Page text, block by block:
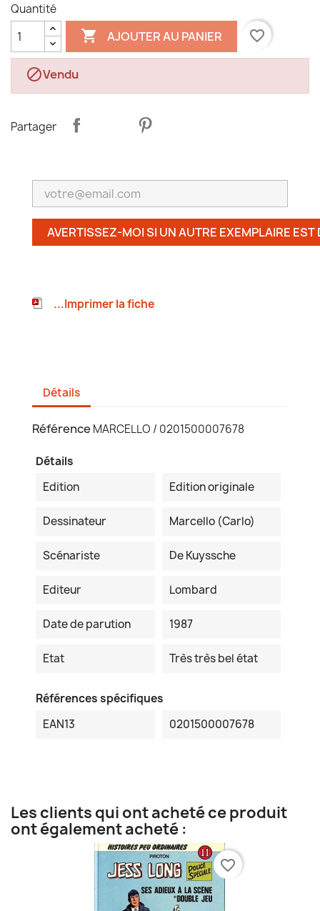
Quantité
 AJOUTER AU PANIER favorite_border
Vendu
Partager
AVERTISSEZ-MOI SI UN AUTRE EXEMPLAIRE EST
...Imprimer la fiche
Détails
Référence MARCELLO / 0201500007678
Détails
Edition
Edition originale
Dessinateur Marcello (Carlo)
Scénariste De Kuyssche
Editeur Lombard
Date de parution 1987
Etat Très très bel état
Références spécifiques
EAN13
0201500007678
Les clients qui ont acheté ce produit
ont également acheté :
favorite_border